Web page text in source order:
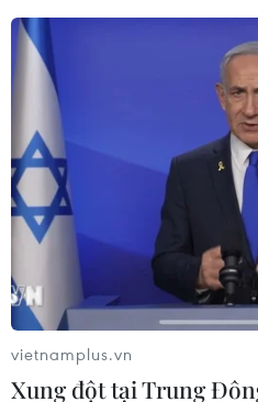
Các nước Sahel-
tiếp hòa bình ở Sudan
vietnamplus.vn
Xung đột tại Trung